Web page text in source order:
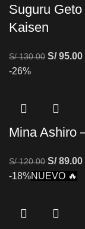
Suguru
Kaisen
S/130.00 S/95.00
-26%
Mina Ashiro
S/120.00 S/89.00
-18%NUEVO 🔥